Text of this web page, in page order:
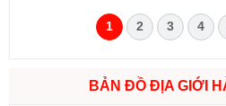
1 2 3 4
BẢN ĐỒ ĐỊA GIỚI